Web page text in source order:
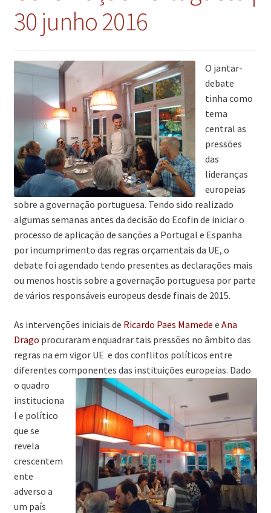
30 junho 2016
O jantar-
debate
tinha como
tema
central as
pressões
das
lideranças
europeias
sobre a governação portuguesa. Tendo sido realizado
algumas semanas antes da decisão do Ecofin de iniciar o
processo de aplicação de sanções a Portugal e Espanha
por incumprimento das regras orçamentais da UE, o
debate foi agendado tendo presentes as declarações mais
ou menos hostis sobre a governação portuguesa por parte
de vários responsáveis europeus desde finais de 2015.
As intervenções iniciais de Ricardo Paes Mamede e Ana
Drago procuraram enquadrar tais pressões no âmbito das
regras na em vigor UE e dos conflitos políticos entre
diferentes componentes das instituições europeias. Dado
o quadro
instituciona
l e político
que se
revela
crescentem
ente
adverso a
um país